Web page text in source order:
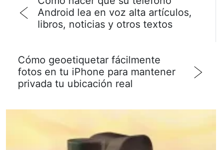
Android lea en voz alta artículos,
libros, noticias y otros textos
Cómo geoetiquetar fácilmente
fotos en tu iPhone para mantener
privada tu ubicación real